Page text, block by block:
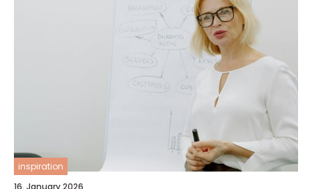
inspiration
16. January 2026